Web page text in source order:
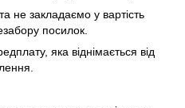
не закладаємо у вартість
посилок.
яка віднімається від